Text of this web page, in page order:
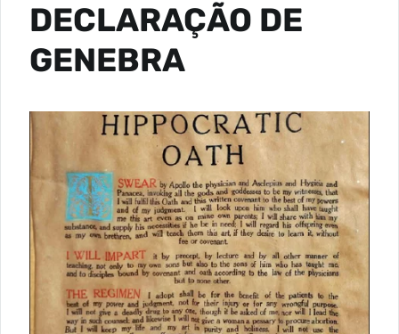
DECLARAÇÃO DE
GENEBRA